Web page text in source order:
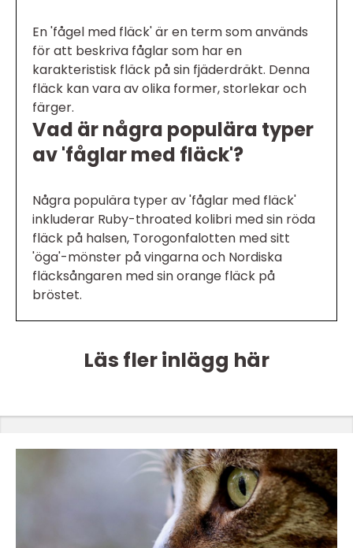
En 'fågel med fläck' är en term som används
för att beskriva fåglar som har en
karakteristisk fläck på sin fjäderdräkt. Denna
fläck kan vara av olika former, storlekar och
färger.
Vad är några populära typer
av 'fåglar med fläck'?
Några populära typer av 'fåglar med fläck'
inkluderar Ruby-throated kolibri med sin röda
fläck på halsen, Torogonfalotten med sitt
'öga'-mönster på vingarna och Nordiska
fläcksångaren med sin orange fläck på
bröstet.
Läs fler inlägg här